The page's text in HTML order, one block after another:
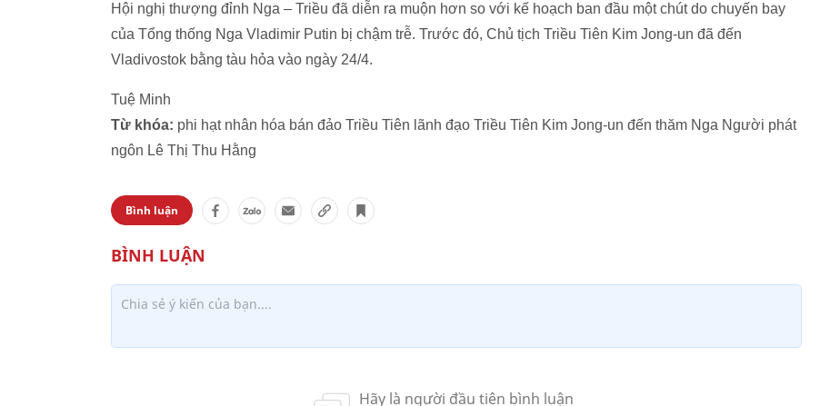
Hội nghị thượng đỉnh Nga – Triều đã diễn ra muộn hơn so với kế hoạch ban đầu một chút do chuyến bay
của Tổng thống Nga Vladimir Putin bị chậm trễ. Trước đó, Chủ tịch Triều Tiên Kim Jong-un đã đến
Vladivostok bằng tàu hỏa vào ngày 24/4.
Tuệ Minh
Từ khóa: phi hạt nhân hóa bán đảo Triều Tiên lãnh đạo Triều Tiên Kim Jong-un đến thăm Nga Người phát
ngôn Lê Thị Thu Hằng
Bình luận